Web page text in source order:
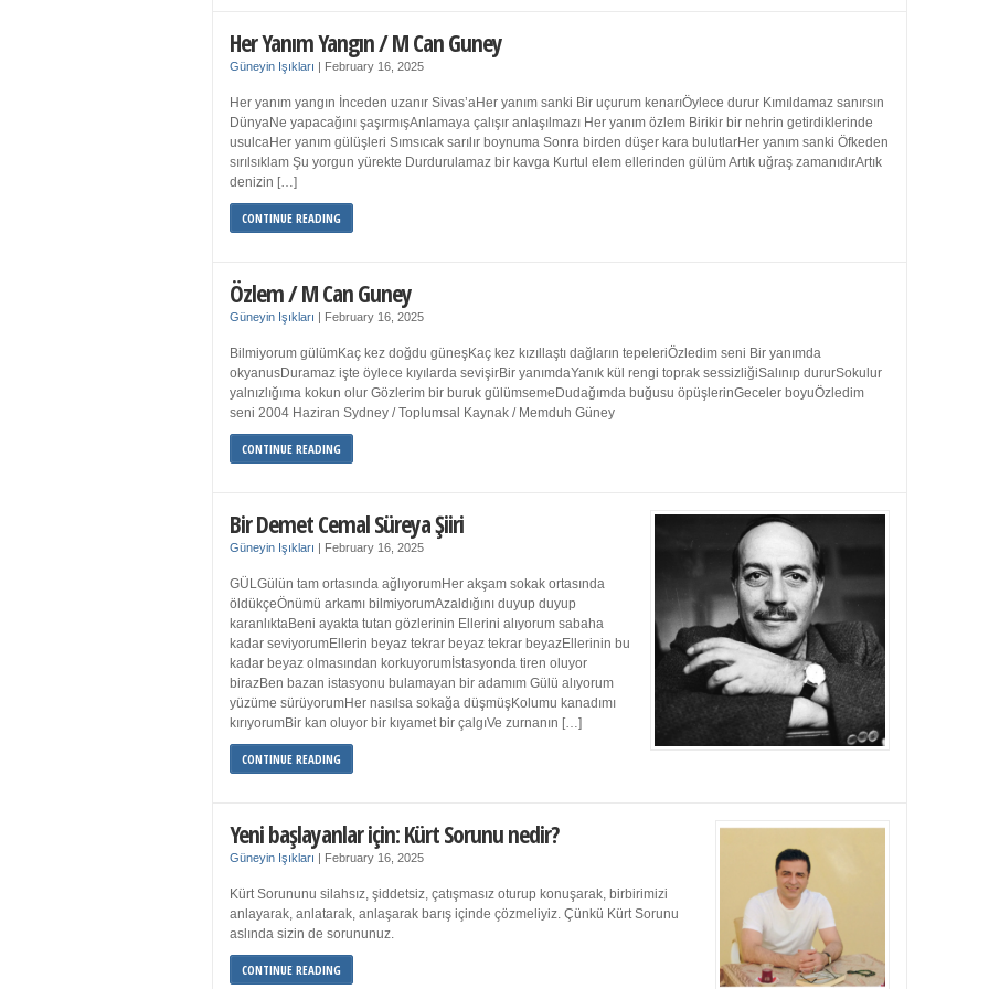
Her Yanım Yangın / M Can Guney
Güneyin Işıkları February 16, 2025
Her yanım yangın İnceden uzanır Sivas’aHer yanım sanki Bir uçurum kenarıÖylece durur Kımıldamaz sanırsın
DünyaNe yapacağını şaşırmışAnlamaya çalışır anlaşılmazı Her yanım özlem Birikir bir nehrin getirdiklerinde
usulcaHer yanım gülüşleri Sımsıcak sarılır boynuma Sonra birden düşer kara bulutlarHer yanım sanki Öfkeden
sırılsıklam Şu yorgun yürekte Durdurulamaz bir kavga Kurtul elem ellerinden gülüm Artık uğraş zamanıdırArtık
denizin […]
CONTINUE READING
Özlem / M Can Guney
Güneyin Işıkları February 16, 2025
Bilmiyorum gülümKaç kez doğdu güneşKaç kez kızıllaştı dağların tepeleriÖzledim seni Bir yanımda
okyanusDuramaz işte öylece kıyılarda sevişirBir yanımdaYanık kül rengi toprak sessizliğiSalınıp dururSokulur
yalnızlığıma kokun olur Gözlerim bir buruk gülümsemeDudağımda buğusu öpüşlerinGeceler boyuÖzledim
seni 2004 Haziran Sydney / Toplumsal Kaynak / Memduh Güney
CONTINUE READING
Bir Demet Cemal Süreya Şiiri
Güneyin Işıkları February 16, 2025
GÜLGülün tam ortasında ağlıyorumHer akşam sokak ortasında
öldükçeÖnümü arkamı bilmiyorumAzaldığını duyup duyup
karanlıktaBeni ayakta tutan gözlerinin Ellerini alıyorum sabaha
kadar seviyorumEllerin beyaz tekrar beyaz tekrar beyazEllerinin bu
kadar beyaz olmasından korkuyorumİstasyonda tiren oluyor
birazBen bazan istasyonu bulamayan bir adamım Gülü alıyorum
yüzüme sürüyorumHer nasılsa sokağa düşmüşKolumu kanadımı
kırıyorumBir kan oluyor bir kıyamet bir çalgıVe zurnanın […]
CONTINUE READING
Yeni başlayanlar için: Kürt Sorunu nedir?
Güneyin Işıkları February 16, 2025
Kürt Sorununu silahsız, şiddetsiz, çatışmasız oturup konuşarak, birbirimizi
anlayarak, anlatarak, anlaşarak barış içinde çözmeliyiz. Çünkü Kürt Sorunu
aslında sizin de sorununuz.
CONTINUE READING